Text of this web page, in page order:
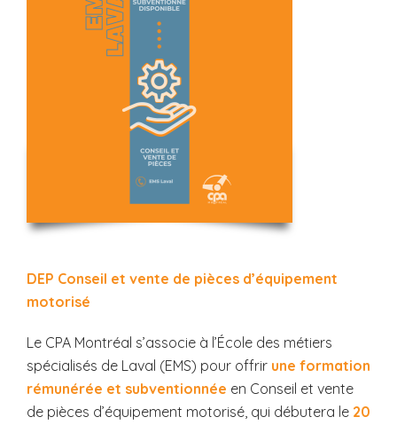
DEP Conseil et vente de pièces d’équipement
motorisé
Le CPA Montréal s’associe à l’École des métiers
spécialisés de Laval (EMS) pour offrir une formation
rémunérée et subventionnée en Conseil et vente
de pièces d’équipement motorisé, qui débutera le 20